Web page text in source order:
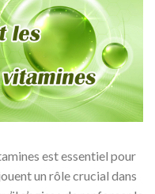
est essentiel pour
un rôle crucial dans